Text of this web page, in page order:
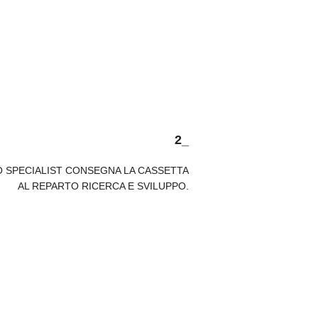
2_
SPECIALIST CONSEGNA LA CASSETTA
AL REPARTO RICERCA E SVILUPPO.